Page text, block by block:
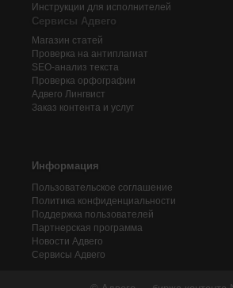
Инструкции для исполнителей
Сервисы Адвего
Магазин статей
Проверка на антиплагиат
SEO-анализ текста
Проверка орфографии
Адвего Лингвист
Заказ контента и услуг
Информация
Пользовательское соглашение
Политика конфиденциальности
Поддержка пользователей
Партнерская программа
Новости Адвего
Сервисы Адвего